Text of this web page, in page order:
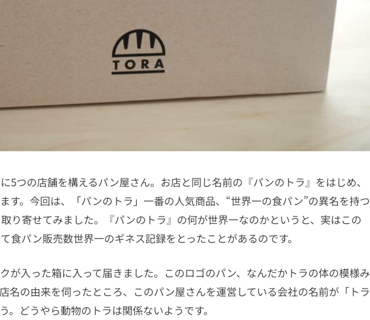
5つの店舗を構えるパン屋さん。お店と同じ名前の『パンのトラ』をはじめ、
す。今回は、「パンのトラ」一番の人気商品、“世界一の食パン”の異名を持つ
り寄せてみました。『パンのトラ』の何が世界一なのかというと、実はこの
食パン販売数世界一のギネス記録をとったことがあるのです。
が入った箱に入って届きました。このロゴのパン、なんだかトラの体の模様み
名の由来を伺ったところ、このパン屋さんを運営している会社の名前が「トラ
。どうやら動物のトラは関係ないようです。